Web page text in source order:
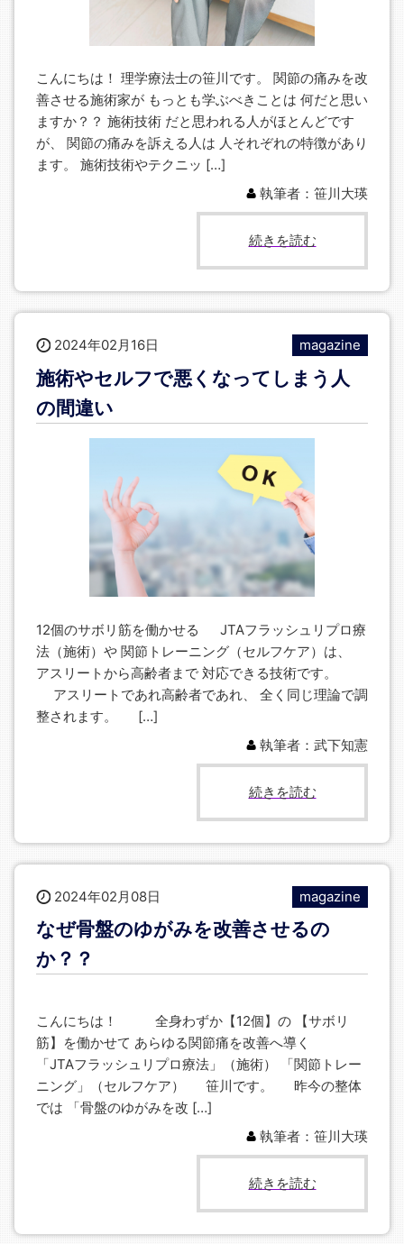
こんにちは！ 理学療法士の笹川です。 関節の痛みを改
善させる施術家が もっとも学ぶべきことは 何だと思い
ますか？？ 施術技術 だと思われる人がほとんどです
が、 関節の痛みを訴える人は 人それぞれの特徴があり
ます。 施術技術やテクニッ […]
執筆者：笹川大瑛
続きを読む
2024年02月16日 magazine
施術やセルフで悪くなってしまう人
の間違い
12個のサボリ筋を働かせる JTAフラッシュリプロ療
法（施術）や 関節トレーニング（セルフケア）は、
アスリートから高齢者まで 対応できる技術です。
アスリートであれ高齢者であれ、 全く同じ理論で調
整されます。 […]
執筆者：武下知憲
続きを読む
2024年02月08日 magazine
なぜ骨盤のゆがみを改善させるの
か？？
こんにちは！ 全身わずか【12個】の 【サボリ
筋】を働かせて あらゆる関節痛を改善へ導く
「JTAフラッシュリプロ療法」（施術） 「関節トレー
ニング」（セルフケア） 笹川です。 昨今の整体
では 「骨盤のゆがみを改 […]
執筆者：笹川大瑛
続きを読む